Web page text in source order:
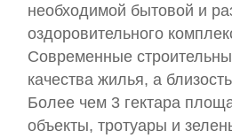
необходимой бытовой и
оздоровительного
Современные
качества жилья, а
Более чем 3 гектара
объекты, тротуары и